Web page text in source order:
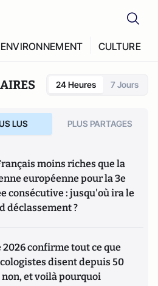
ENVIRONNEMENT CULTURE
24 Heures 7 Jours
LUS PLUS PARTAGES
moins riches que la
européenne pour la 3e
consécutive : jusqu'où ira le
déclassement ?
2026 confirme tout ce que
disent depuis 50
non, et voilà pourquoi